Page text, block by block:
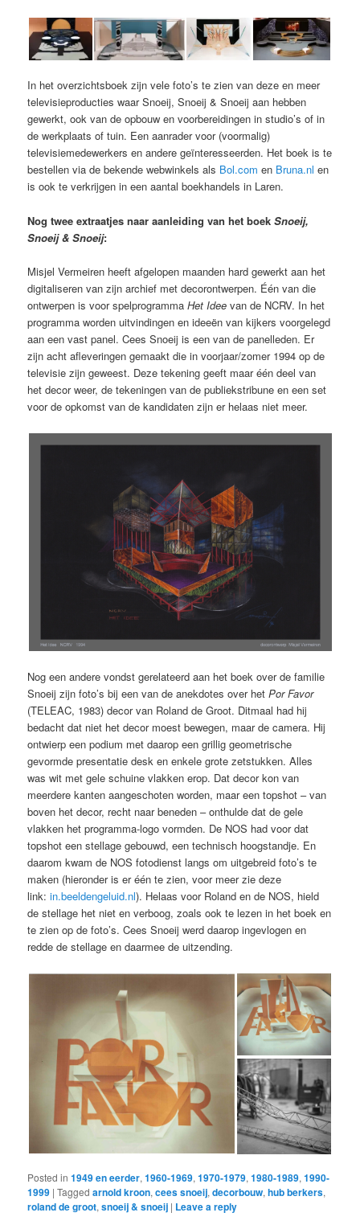
In het overzichtsboek zijn vele foto’s te zien van deze en meer
televisieproducties waar Snoeij, Snoeij & Snoeij aan hebben
gewerkt, ook van de opbouw en voorbereidingen in studio’s of in
de werkplaats of tuin. Een aanrader voor (voormalig)
televisiemedewerkers en andere geïnteresseerden. Het boek is te
bestellen via de bekende webwinkels als Bol.com en Bruna.nl en
is ook te verkrijgen in een aantal boekhandels in Laren.
Nog twee extraatjes naar aanleiding van het boekSnoeij,
Snoeij & Snoeij:
Misjel Vermeiren heeft afgelopen maanden hard gewerkt aan het
digitaliseren van zijn archief met decorontwerpen. Één van die
ontwerpen is voor spelprogrammaHet Idee van de NCRV. In het
programma worden uitvindingen en ideeën van kijkers voorgelegd
aan een vast panel. Cees Snoeij is een van de panelleden. Er
zijn acht afleveringen gemaakt die in voorjaar/zomer 1994 op de
televisie zijn geweest. Deze tekening geeft maar één deel van
het decor weer, de tekeningen van de publiekstribune en een set
voor de opkomst van de kandidaten zijn er helaas niet meer.
Nog een andere vondst gerelateerd aan het boek over de familie
Snoeij zijn foto’s bij een van de anekdotes over hetPor Favor
(TELEAC, 1983) decor van Roland de Groot. Ditmaal had hij
bedacht dat niet het decor moest bewegen, maar de camera. Hij
ontwierp een podium met daarop een grillig geometrische
gevormde presentatie desk en enkele grote zetstukken. Alles
was wit met gele schuine vlakken erop. Dat decor kon van
meerdere kanten aangeschoten worden, maar een topshot – van
boven het decor, recht naar beneden – onthulde dat de gele
vlakken het programma-logo vormden. De NOS had voor dat
topshot een stellage gebouwd, een technisch hoogstandje. En
daarom kwam de NOS fotodienst langs om uitgebreid foto’s te
maken (hieronder is er één te zien, voor meer zie deze
link:in.beeldengeluid.nl). Helaas voor Roland en de NOS, hield
de stellage het niet en verboog, zoals ook te lezen in het boek en
te zien op de foto’s. Cees Snoeij werd daarop ingevlogen en
redde de stellage en daarmee de uitzending.
Posted in 1949 en eerder,1960-1969,1970-1979,1980-1989,1990-
1999 |Tagged arnold kroon,cees snoeij,decorbouw,hub berkers,
roland de groot,snoeij & snoeij | Leave a reply